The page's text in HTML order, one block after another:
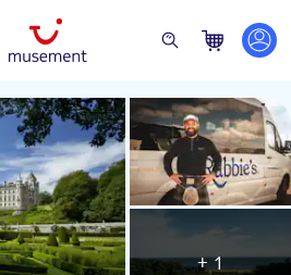
+ 1